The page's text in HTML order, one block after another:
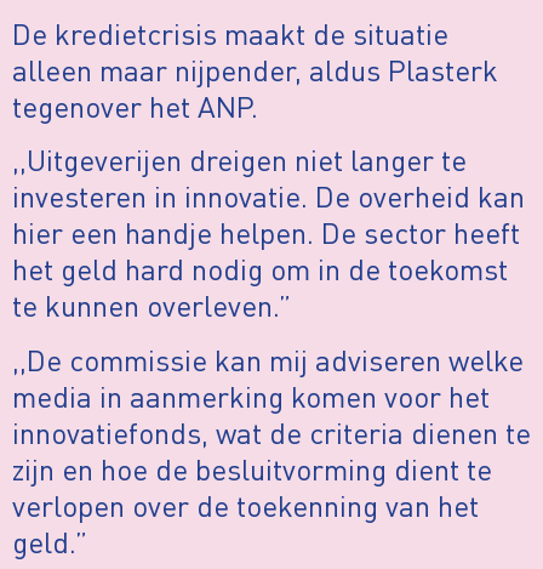
De kredietcrisis maakt de situatie
alleen maar nijpender, aldus Plasterk
tegenover het ANP.
,,Uitgeverijen dreigen niet langer te
investeren in innovatie. De overheid kan
hier een handje helpen. De sector heeft
het geld hard nodig om in de toekomst
te kunnen overleven.”
,,De commissie kan mij adviseren welke
media in aanmerking komen voor het
innovatiefonds, wat de criteria dienen te
zijn en hoe de besluitvorming dient te
verlopen over de toekenning van het
geld.”